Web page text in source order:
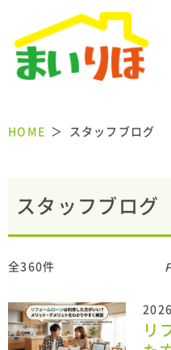
HOME スタッフブログ
スタッフブログ
全360件
リ